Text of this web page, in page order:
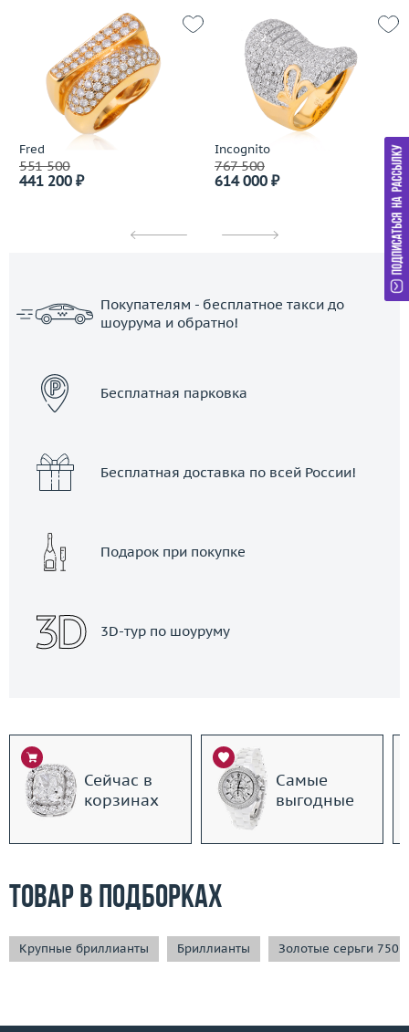
Fred
551 500
441 200 ₽
Incognito
767 500
614 000 ₽
Покупателям - бесплатное такси до
шоурума и обратно!
Бесплатная парковка
Бесплатная доставка по всей России!
Подарок при покупке
3D-тур по шоуруму
Сейчас в
корзинах
Самые
выгодные
Товар в подборках
Крупные бриллианты Бриллианты Золотые серьги 750